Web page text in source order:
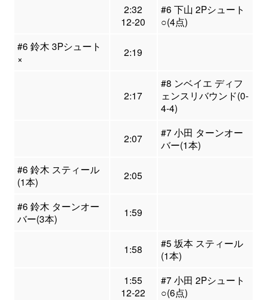
2:32
12-20
#6 下山 2Pシュート
○(4点)
#6 鈴木 3Pシュート
×
2:19
2:17
#8 ンベイエ ディフ
ェンスリバウンド(0-
4-4)
2:07
#7 小田 ターンオー
バー(1本)
#6 鈴木 スティール
(1本)
2:05
#6 鈴木 ターンオー
バー(3本)
1:59
1:58
#5 坂本 スティール
(1本)
1:55
12-22
#7 小田 2Pシュート
○(6点)